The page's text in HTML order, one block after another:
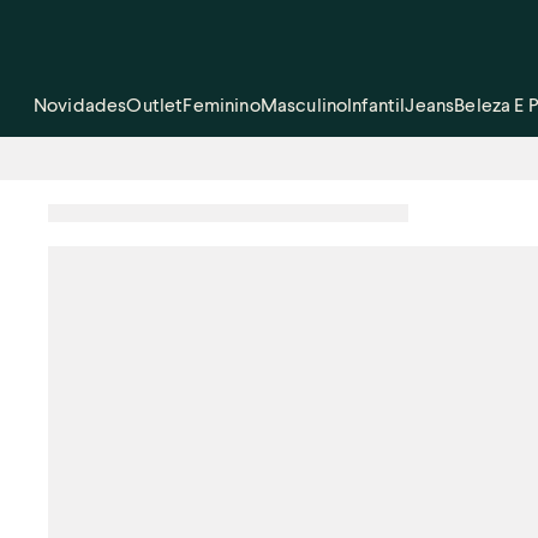
NovidadesOutletFemininoMasculinoInfantilJeansBeleza E